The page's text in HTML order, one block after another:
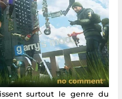
surtout le genre du